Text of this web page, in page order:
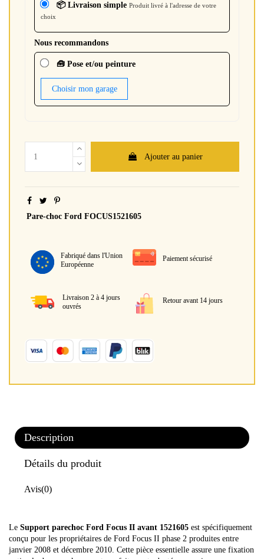
📦 Livraison simple Produit livré à l'adresse de votre
choix
Nous recommandons
🧰 Pose et/ou peinture
Choisir mon garage
Ajouter au panier
Pare-choc Ford FOCUS1521605
Fabriqué dans l'Union
Européenne
Paiement sécurisé
Livraison 2 à 4 jours
ouvrés
Retour avant 14 jours
Description
Détails du produit
Avis(0)
Le Support parechoc Ford Focus II avant 1521605 est spécifiquement
conçu pour les propriétaires de Ford Focus II phase 2 produites entre
janvier 2008 et décembre 2010. Cette pièce essentielle assure une fixation